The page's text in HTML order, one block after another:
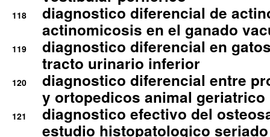
118
diagnostico diferencial de
actinomicosis en el ganado
119
diagnostico diferencial en
tracto urinario inferior
120
diagnostico diferencial entre
y ortopedicos animal geriatrico
121
diagnostico efectivo del
estudio histopatologico seriado